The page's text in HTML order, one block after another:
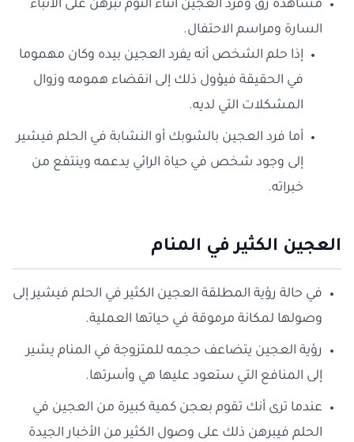
مشاهدة رق وفرد العجين أثناء النوم تبرهن على الأنباء
السارة ومراسم الاحتفال.
إذا حلم الشخص أنه يفرد العجين بيده وكان مهموما
في الحقيقة فيؤول ذلك إلى انقضاء همومه وزوال
المشكلات التي لديه.
أما فرد العجين بالشوبك أو النشابة في الحلم فيشير
إلى وجود شخص في حياة الرائي يدعمه وينتفع من
خبراته.
العجين الكثير في المنام
في حالة رؤية المطلقة العجين الكثير في الحلم فيشير إلى
وصولها لمكانة مرموقة في حياتها العملية.
رؤية العجين يتضاعف حجمه للمتزوجة في المنام يشير
إلى المنافع التي ستعود عليها هي وأسرتها.
عندما ترى أنك تقوم بعجن كمية كبيرة من العجين في
الحلم فيبرهن ذلك على وصول الكثير من الأخبار الجيدة